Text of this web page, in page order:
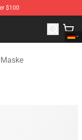
$100
Store